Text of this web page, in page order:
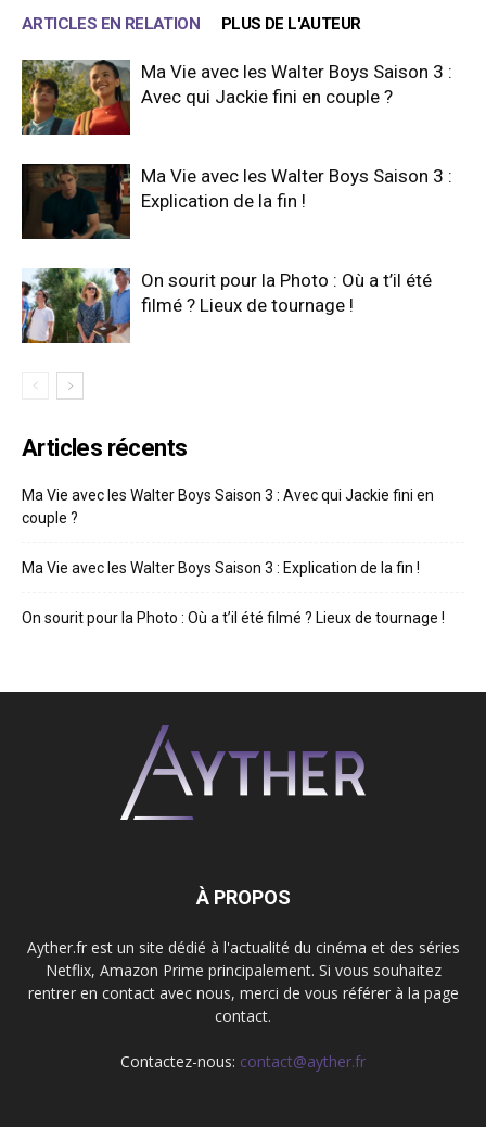
ARTICLES EN RELATION PLUS DE L'AUTEUR
Ma Vie avec les Walter Boys Saison 3 :
Avec qui Jackie fini en couple ?
Ma Vie avec les Walter Boys Saison 3 :
Explication de la fin !
On sourit pour la Photo : Où a t’il été
filmé ? Lieux de tournage !
Articles récents
Ma Vie avec les Walter Boys Saison 3 : Avec qui Jackie fini en
couple ?
Ma Vie avec les Walter Boys Saison 3 : Explication de la fin !
On sourit pour la Photo : Où a t’il été filmé ? Lieux de tournage !
À PROPOS
Ayther.fr est un site dédié à l'actualité du cinéma et des séries
Netflix, Amazon Prime principalement. Si vous souhaitez
rentrer en contact avec nous, merci de vous référer à la page
contact.
Contactez-nous: contact@ayther.fr